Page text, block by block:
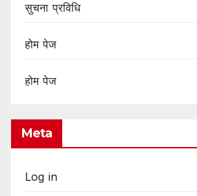
सुचना प्रविधि
होम पेज
होम पेज
Meta
Log in